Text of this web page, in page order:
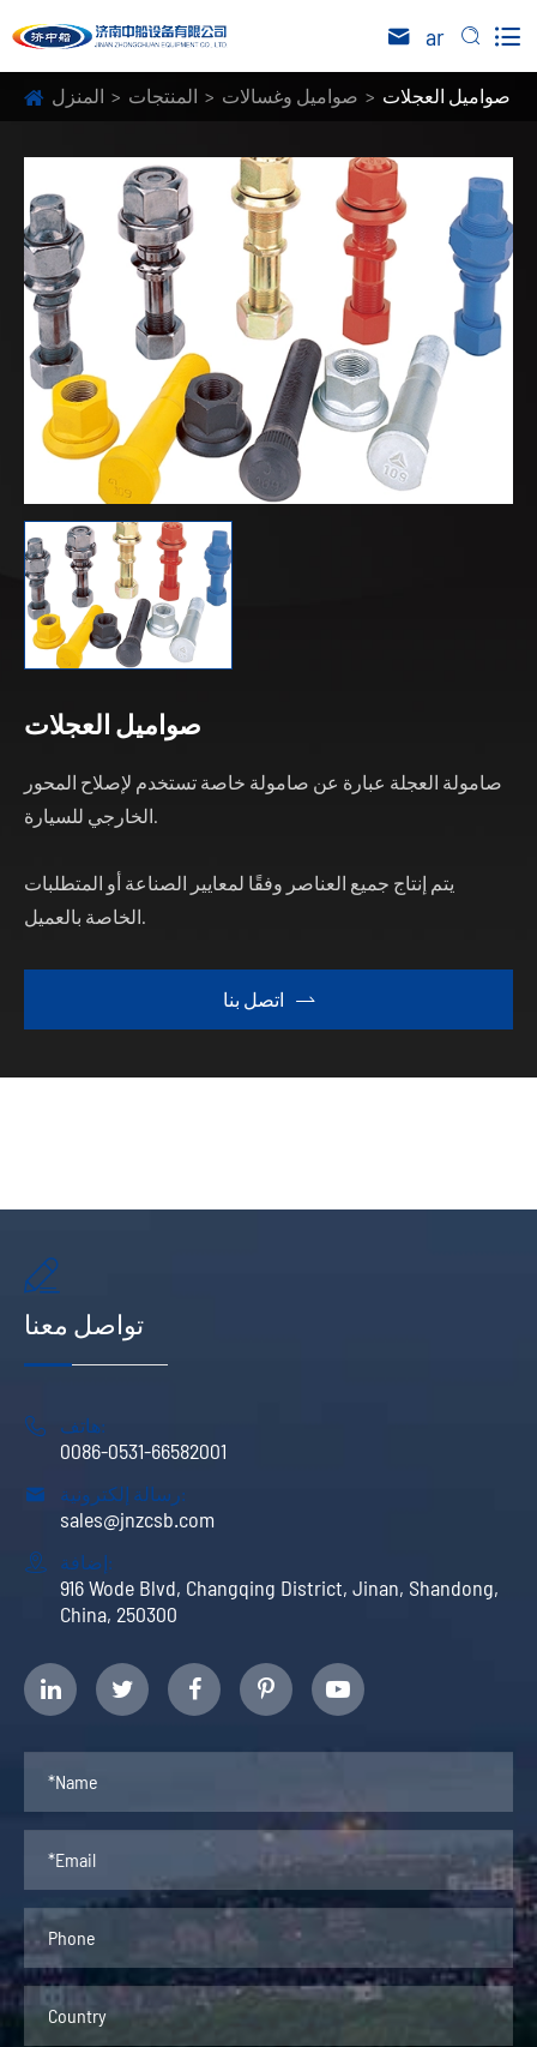
 ar  
المنزل المنتجات صواميل وغسالات صواميل العجلات
صواميل العجلات
صامولة العجلة عبارة عن صامولة خاصة تستخدم لإصلاح المحور
يتم إنتاج جميع العناصر وفقًا لمعايير الصناعة أو المتطلبات
اتصل بنا 

تواصل معنا
 هاتف:
0086-0531-66582001
 رسالة إلكترونية:
sales@jnzcsb.com
 إضافة:
916 Wode Blvd, Changqing District, Jinan, Shandong,
China, 250300